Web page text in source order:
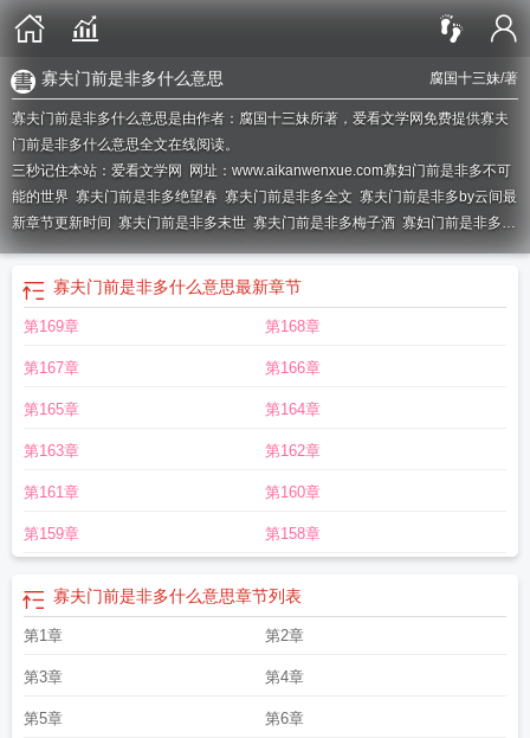
腐国十三妹/著
寡夫门前是非多什么意思
寡夫门前是非多什么意思是由作者：腐国十三妹所著，爱看文学网免费提供寡夫
门前是非多什么意思全文在线阅读。
三秒记住本站：爱看文学网 网址：www.aikanwenxue.com寡妇门前是非多不可
能的世界 寡夫门前是非多绝望春 寡夫门前是非多全文 寡夫门前是非多by云间最
新章节更新时间 寡夫门前是非多末世 寡夫门前是非多梅子酒 寡妇门前是非多
十三喵寡夫门前是非多不可能的世界寡夫门前是非多by云间免费阅读全寡夫门
前是非多女尊
寡夫门前是非多秀峰 寡夫门前是非多(末世)
什么意思
非多by云间
寡夫门前是非多下半句是什么
门前是非多
寡夫门前是非多云间
颂寡妇门前是非多下半句是 寡夫门前是非多下联是什么
免费剧透寡妇门前是非多下一句是什么寡夫门前是非多by云间免费阅读
前是非多下半句是什么
寡夫门前是非多什么意思
前一句是什么
寡妇门前是非多求上联
求下句寡夫门前是非多 绝望春寡夫门前是非多笔趣阁寡夫门前是非多顾玉
书寡夫门前是非多+番外寡妇门前是非多下句是什么
赵梁颂寡夫门前是非多晋江寡夫门前是非多by绝望番外免费阅寡夫门前是非多
女尊寡妇门前是非多晋江 寡夫门前是非多上半句是什么
句 寡夫门前是非多by绝望春讲的什么 寡夫门前是非多by 绝望春
上句是什么
寡夫门前是非多女尊十三喵
寡夫门前是非多什么意思最新章节
第169章 第168章
第167章 第166章
第165章 第164章
第163章 第162章
第161章 第160章
第159章 第158章
寡夫门前是非多什么意思章节列表
第1章 第2章
第3章 第4章
第5章 第6章